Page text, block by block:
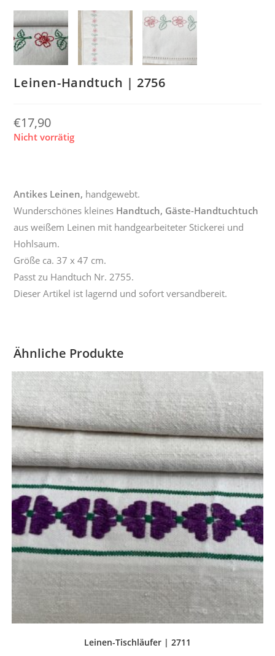
Leinen-Handtuch | 2756
€17,90
Nicht vorrätig
Antikes Leinen, handgewebt.
Wunderschönes kleines Handtuch, Gäste-Handtuchtuch
aus weißem Leinen mit handgearbeiteter Stickerei und
Hohlsaum.
Größe ca. 37 x 47 cm.
Passt zu Handtuch Nr. 2755.
Dieser Artikel ist lagernd und sofort versandbereit.
Ähnliche Produkte
Leinen-Tischläufer | 2711